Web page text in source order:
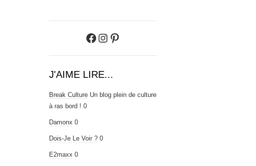
Facebook
Instagram
Pinterest
J'AIME LIRE...
Break Culture Un blog plein de culture
à ras bord ! 0
Damonx 0
Dois-Je Le Voir ? 0
E2maxx 0